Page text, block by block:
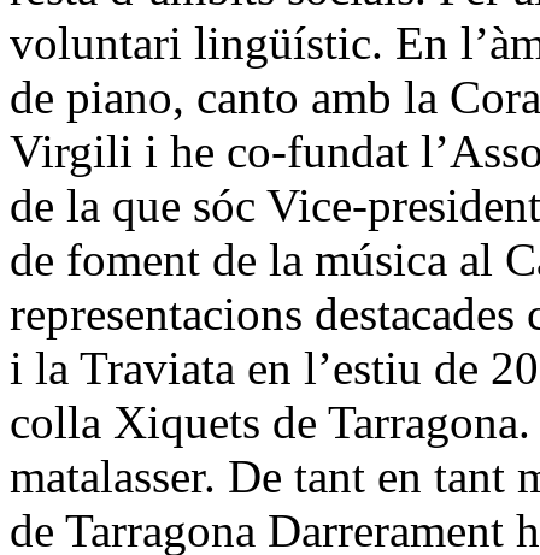
voluntari lingüístic. En
de piano, canto amb la
Virgili i he co-fundat
de la que sóc Vice-
de foment de la música al
representacions
i la Traviata en l’estiu de
colla Xiquets de
matalasser. De tant en tant
de Tarragona Darrerament